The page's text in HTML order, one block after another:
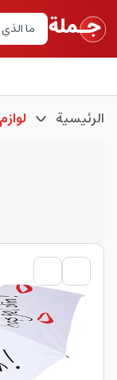
الرئيسية